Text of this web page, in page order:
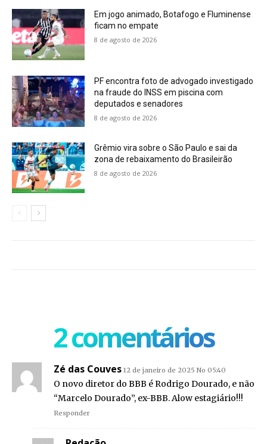
Em jogo animado, Botafogo e Fluminense
ficam no empate
8 de agosto de 2026
PF encontra foto de advogado investigado
na fraude do INSS em piscina com
deputados e senadores
8 de agosto de 2026
Grêmio vira sobre o São Paulo e sai da
zona de rebaixamento do Brasileirão
8 de agosto de 2026
2 comentários
Zé das Couves 12 de janeiro de 2025 No 05:40
O novo diretor do BBB é Rodrigo Dourado, e não
“Marcelo Dourado”, ex-BBB. Alow estagiário!!!
Responder